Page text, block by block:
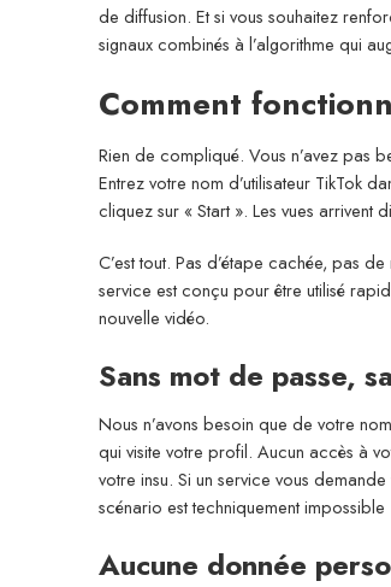
de diffusion. Et si vous souhaitez
signaux combinés à l’algorithme qui
Comment
Rien de compliqué. Vous n’avez pas
Entrez votre nom d’utilisateur TikTok
cliquez sur « Start ». Les vues arrivent
C’est tout. Pas d’étape cachée, pas
service est conçu pour être utilisé
nouvelle vidéo.
Sans mot de passe,
Nous n’avons besoin que de votre
qui visite votre profil. Aucun accès à
votre insu. Si un service vous
scénario est techniquement
Aucune donnée